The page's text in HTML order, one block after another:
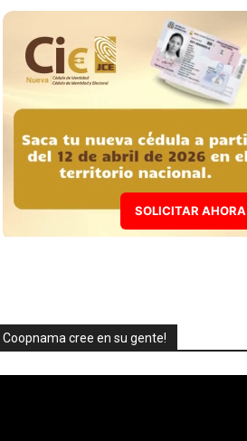
SOLICITAR AHORA
Coopnama cree en su gente!